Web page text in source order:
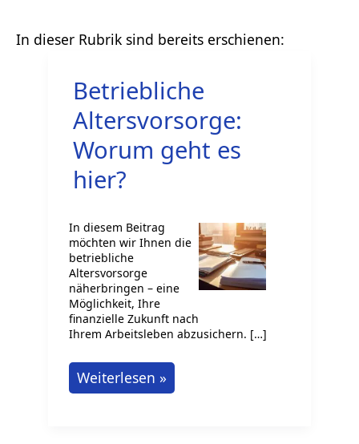
Betriebliche
Altersvorsorge:
Worum geht es
hier?
In diesem Beitrag
möchten wir Ihnen die
betriebliche
Altersvorsorge
näherbringen – eine
Möglichkeit, Ihre
finanzielle Zukunft nach
Ihrem Arbeitsleben abzusichern. […]
Betriebliche
Altersvorsorge:
Weiterlesen »